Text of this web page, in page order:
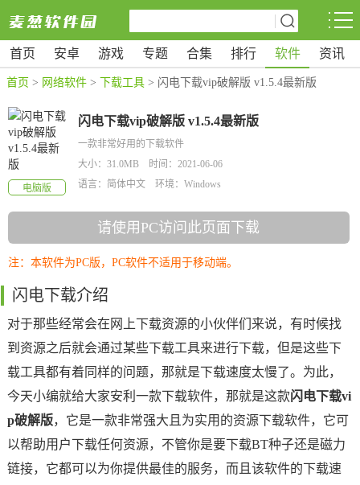
首页 安卓 游戏 专题 合集 排行 软件 资讯
首页 > 网络软件 > 下载工具 > 闪电下载vip破解版 v1.5.4最新版
电脑版
闪电下载vip破解版 v1.5.4最新版
一款非常好用的下载软件
大小：31.0MB 时间：2021-06-06
语言：简体中文 环境：Windows
请使用PC访问此页面下载
注：本软件为PC版，PC软件不适用于移动端。
闪电下载介绍
对于那些经常会在网上下载资源的小伙伴们来说，有时候找
到资源之后就会通过某些下载工具来进行下载，但是这些下
载工具都有着同样的问题，那就是下载速度太慢了。为此，
今天小编就给大家安利一款下载软件，那就是这款闪电下载vi
p破解版，它是一款非常强大且为实用的资源下载软件，它可
以帮助用户下载任何资源，不管你是要下载BT种子还是磁力
链接，它都可以为你提供最佳的服务，而且该软件的下载速